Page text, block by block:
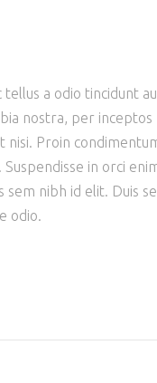
a odio tincidunt
nostra, per
nisi. Proin
in orci
nibh id elit. Duis
odio.